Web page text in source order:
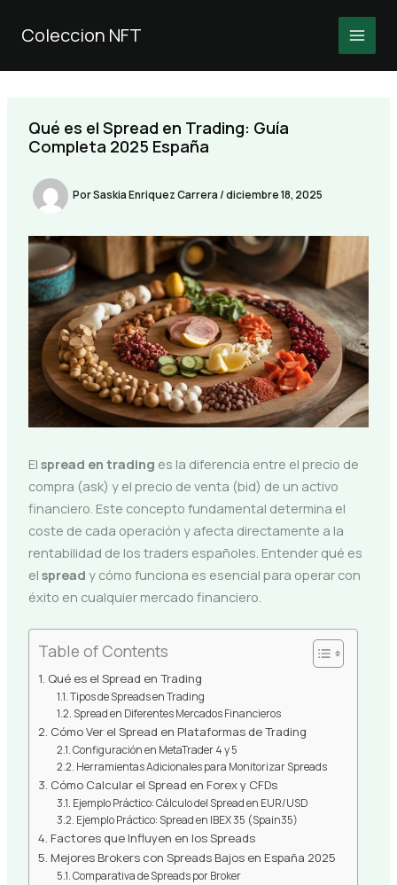
Coleccion NFT
Qué es el Spread en Trading: Guía
Completa 2025 España
PorSaskia Enriquez Carrera/diciembre 18, 2025
El spread en trading es la diferencia entre el precio de
compra (ask) y el precio de venta (bid) de un activo
financiero. Este concepto fundamental determina el
coste de cada operación y afecta directamente a la
rentabilidad de los traders españoles. Entender qué es
el spread y cómo funciona es esencial para operar con
éxito en cualquier mercado financiero.
Table of Contents
Qué es el Spread en Trading
Tipos de Spreads en Trading
Spread en Diferentes Mercados Financieros
Cómo Ver el Spread en Plataformas de Trading
Configuración en MetaTrader 4 y 5
Herramientas Adicionales para Monitorizar Spreads
Cómo Calcular el Spread en Forex y CFDs
Ejemplo Práctico: Cálculo del Spread en EUR/USD
Ejemplo Práctico: Spread en IBEX 35 (Spain35)
Factores que Influyen en los Spreads
Mejores Brokers con Spreads Bajos en España 2025
Comparativa de Spreads por Broker